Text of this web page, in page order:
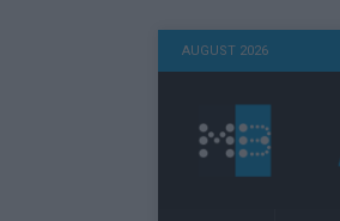
AUGUST 2026